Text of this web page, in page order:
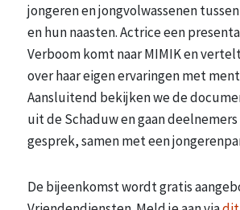
jongeren en jongvolwassenen tussen
en hun naasten. Actrice een
Verboom komt naar MIMIK en
over haar eigen ervaringen met
Aansluitend bekijken we de
uit de Schaduw en gaan
gesprek, samen met een
De bijeenkomst wordt gratis